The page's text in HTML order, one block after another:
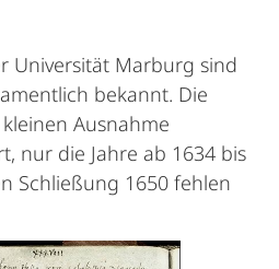
Universität Marburg sind
bekannt. Die
Ausnahme
nur die Jahre ab 1634 bis
Schließung 1650 fehlen